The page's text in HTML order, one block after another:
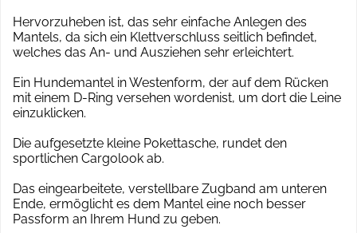
Hervorzuheben ist, das sehr einfache Anlegen des
Mantels, da sich ein Klettverschluss seitlich befindet,
welches das An- und Ausziehen sehr erleichtert.
Ein Hundemantel in Westenform, der auf dem Rücken
mit einem D-Ring versehen wordenist, um dort die Leine
einzuklicken.
Die aufgesetzte kleine Pokettasche, rundet den
sportlichen Cargolook ab.
Das eingearbeitete, verstellbare Zugband am unteren
Ende, ermöglicht es dem Mantel eine noch besser
Passform an Ihrem Hund zu geben.